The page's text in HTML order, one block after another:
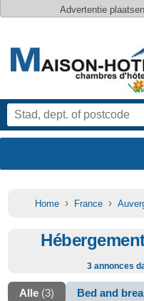
Advertentie plaatsen
Home› France›
3 annonces
Alle (3) Bed and